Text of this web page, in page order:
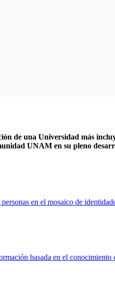
de una Universidad más
UNAM en su pleno
en el mosaico de
basada en el